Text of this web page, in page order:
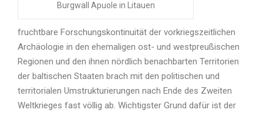
Burgwall Apuole in Litauen
fruchtbare Forschungskontinuität der vorkriegszeitlichen
Archäologie in den ehemaligen ost- und westpreußischen
Regionen und den ihnen nördlich benachbarten Territorien
der baltischen Staaten brach mit den politischen und
territorialen Umstrukturierungen nach Ende des Zweiten
Weltkrieges fast völlig ab. Wichtigster Grund dafür ist der